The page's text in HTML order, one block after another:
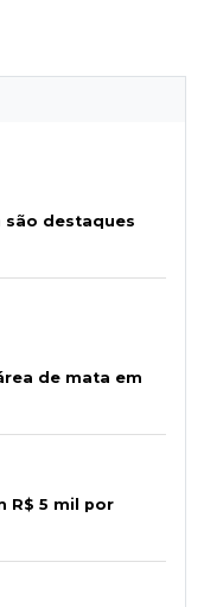
são destaques
de mata em
R$ 5 mil por